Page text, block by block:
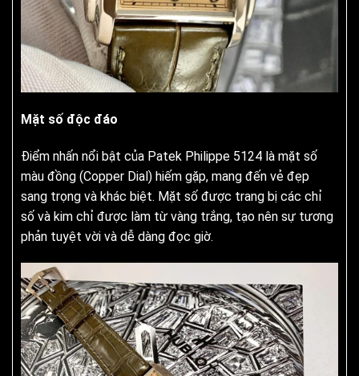
Mặt số độc đáo
Điểm nhấn nổi bật của Patek Philippe 5124 là mặt số
màu đồng (Copper Dial) hiếm gặp, mang đến vẻ đẹp
sang trọng và khác biệt. Mặt số được trang bị các chỉ
số và kim chỉ được làm từ vàng trắng, tạo nên sự tương
phản tuyệt vời và dễ dàng đọc giờ.